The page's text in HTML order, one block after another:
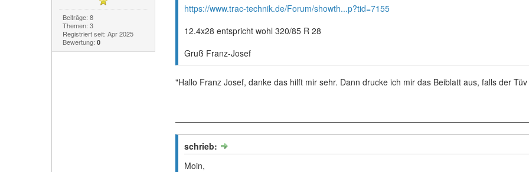
Beiträge: 8
Themen: 3
Registriert seit: Apr 2025
Bewertung: 0
https://www.trac-technik.de/Forum/showth...p?tid=7155
12.4x28 entspricht wohl 320/85 R 28
Gruß Franz-Josef
"Hallo Franz Josef, danke das hilft mir sehr. Dann drucke ich mir das Beiblatt aus, falls der
schrieb:
Moin,